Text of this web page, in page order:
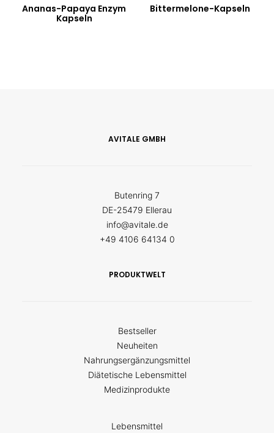
Ananas-Papaya Enzym
Kapseln
Bittermelone-Kapseln
AVITALE GMBH
Butenring 7
DE-25479 Ellerau
info@avitale.de
+49 4106 64134 0
PRODUKTWELT
Bestseller
Neuheiten
Nahrungsergänzungsmittel
Diätetische Lebensmittel
Medizinprodukte
Lebensmittel